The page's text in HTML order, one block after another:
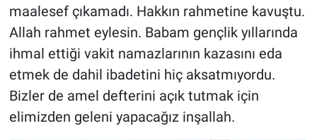
maalesef çıkamadı. Hakkın rahmetine kavuştu.
Allah rahmet eylesin. Babam gençlik yıllarında
ihmal ettiği vakit namazlarının kazasını eda
etmek de dahil ibadetini hiç aksatmıyordu.
Bizler de amel defterini açık tutmak için
elimizden geleni yapacağız inşallah.